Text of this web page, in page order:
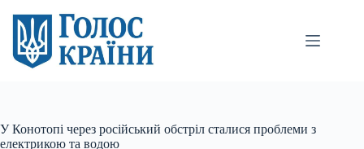
вмісту
У Конотопі через російський обстріл сталися проблеми з
електрикою та водою